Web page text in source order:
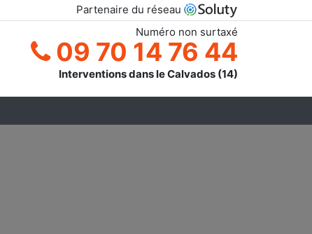
Partenaire du réseau
Numéro non surtaxé
09 70 14 76 44
Interventions dans le Calvados (14)